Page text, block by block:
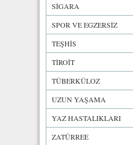
SİGARA
SPOR VE EGZERSİZ
TEŞHİS
TİROİT
TÜBERKÜLOZ
UZUN YAŞAMA
YAZ HASTALIKLARI
ZATÜRREE